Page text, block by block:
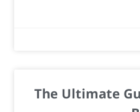
The Ultimate